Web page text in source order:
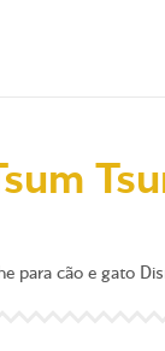
para cão e gato